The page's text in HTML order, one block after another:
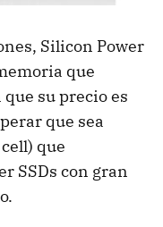
Silicon Power
que
su precio es
que sea
que
SSDs con gran